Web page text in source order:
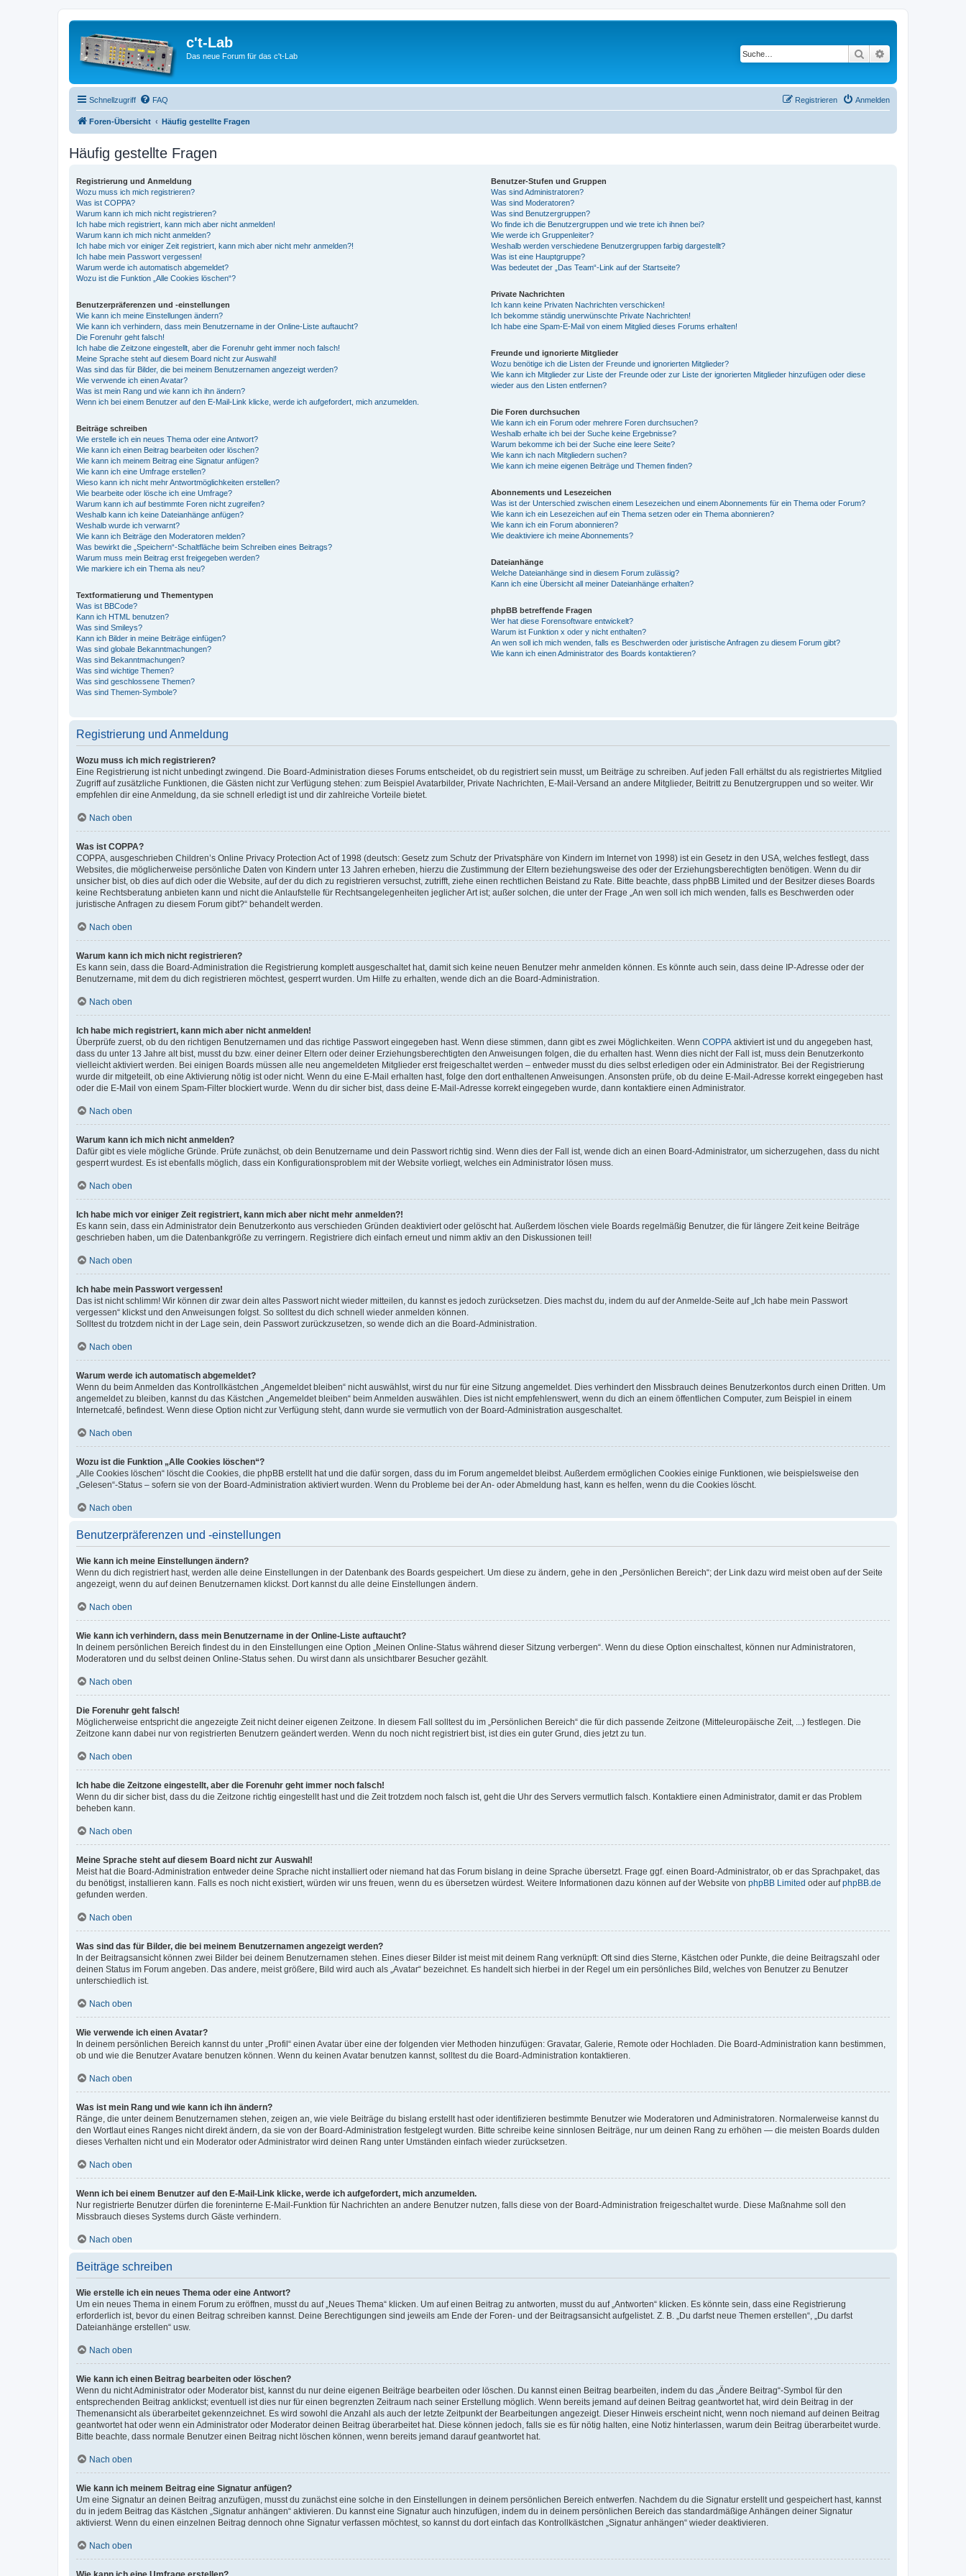
c't-Lab
Das neue Forum für das c't-Lab Suche
Schnellzugriff FAQ Anmelden
Registrieren
Foren-Übersicht Häufig gestellte Fragen
Häufig gestellte Fragen
Registrierung und Anmeldung
Wozu muss ich mich registrieren?
Was ist COPPA?
Warum kann ich mich nicht registrieren?
Ich habe mich registriert, kann mich aber nicht anmelden!
Warum kann ich mich nicht anmelden?
Ich habe mich vor einiger Zeit registriert, kann mich aber nicht mehr anmelden?!
Ich habe mein Passwort vergessen!
Warum werde ich automatisch abgemeldet?
Wozu ist die Funktion „Alle Cookies löschen“?
Benutzerpräferenzen und -einstellungen
Wie kann ich meine Einstellungen ändern?
Wie kann ich verhindern, dass mein Benutzername in der Online-Liste auftaucht?
Die Forenuhr geht falsch!
Ich habe die Zeitzone eingestellt, aber die Forenuhr geht immer noch falsch!
Meine Sprache steht auf diesem Board nicht zur Auswahl!
Was sind das für Bilder, die bei meinem Benutzernamen angezeigt werden?
Wie verwende ich einen Avatar?
Was ist mein Rang und wie kann ich ihn ändern?
Wenn ich bei einem Benutzer auf den E-Mail-Link klicke, werde ich aufgefordert, mich anzumelden.
Beiträge schreiben
Wie erstelle ich ein neues Thema oder eine Antwort?
Wie kann ich einen Beitrag bearbeiten oder löschen?
Wie kann ich meinem Beitrag eine Signatur anfügen?
Wie kann ich eine Umfrage erstellen?
Wieso kann ich nicht mehr Antwortmöglichkeiten erstellen?
Wie bearbeite oder lösche ich eine Umfrage?
Warum kann ich auf bestimmte Foren nicht zugreifen?
Weshalb kann ich keine Dateianhänge anfügen?
Weshalb wurde ich verwarnt?
Wie kann ich Beiträge den Moderatoren melden?
Was bewirkt die „Speichern“-Schaltfläche beim Schreiben eines Beitrags?
Warum muss mein Beitrag erst freigegeben werden?
Wie markiere ich ein Thema als neu?
Textformatierung und Thementypen
Was ist BBCode?
Kann ich HTML benutzen?
Was sind Smileys?
Kann ich Bilder in meine Beiträge einfügen?
Was sind globale Bekanntmachungen?
Was sind Bekanntmachungen?
Was sind wichtige Themen?
Was sind geschlossene Themen?
Was sind Themen-Symbole?
Benutzer-Stufen und Gruppen
Was sind Administratoren?
Was sind Moderatoren?
Was sind Benutzergruppen?
Wo finde ich die Benutzergruppen und wie trete ich ihnen bei?
Wie werde ich Gruppenleiter?
Weshalb werden verschiedene Benutzergruppen farbig dargestellt?
Was ist eine Hauptgruppe?
Was bedeutet der „Das Team“-Link auf der Startseite?
Private Nachrichten
Ich kann keine Privaten Nachrichten verschicken!
Ich bekomme ständig unerwünschte Private Nachrichten!
Ich habe eine Spam-E-Mail von einem Mitglied dieses Forums erhalten!
Freunde und ignorierte Mitglieder
Wozu benötige ich die Listen der Freunde und ignorierten Mitglieder?
Wie kann ich Mitglieder zur Liste der Freunde oder zur Liste der ignorierten Mitglieder hinzufügen oder diese
wieder aus den Listen entfernen?
Die Foren durchsuchen
Wie kann ich ein Forum oder mehrere Foren durchsuchen?
Weshalb erhalte ich bei der Suche keine Ergebnisse?
Warum bekomme ich bei der Suche eine leere Seite?
Wie kann ich nach Mitgliedern suchen?
Wie kann ich meine eigenen Beiträge und Themen finden?
Abonnements und Lesezeichen
Was ist der Unterschied zwischen einem Lesezeichen und einem Abonnements für ein Thema oder Forum?
Wie kann ich ein Lesezeichen auf ein Thema setzen oder ein Thema abonnieren?
Wie kann ich ein Forum abonnieren?
Wie deaktiviere ich meine Abonnements?
Dateianhänge
Welche Dateianhänge sind in diesem Forum zulässig?
Kann ich eine Übersicht all meiner Dateianhänge erhalten?
phpBB betreffende Fragen
Wer hat diese Forensoftware entwickelt?
Warum ist Funktion x oder y nicht enthalten?
An wen soll ich mich wenden, falls es Beschwerden oder juristische Anfragen zu diesem Forum gibt?
Wie kann ich einen Administrator des Boards kontaktieren?
Registrierung und Anmeldung
Wozu muss ich mich registrieren?
Eine Registrierung ist nicht unbedingt zwingend. Die Board-Administration dieses Forums entscheidet, ob du registriert sein musst, um Beiträge zu schreiben. Auf jeden Fall erhältst du als registriertes Mitglied
Zugriff auf zusätzliche Funktionen, die Gästen nicht zur Verfügung stehen: zum Beispiel Avatarbilder, Private Nachrichten, E-Mail-Versand an andere Mitglieder, Beitritt zu Benutzergruppen und so weiter. Wir
empfehlen dir eine Anmeldung, da sie schnell erledigt ist und dir zahlreiche Vorteile bietet.
Nach oben
Was ist COPPA?
COPPA, ausgeschrieben Children’s Online Privacy Protection Act of 1998 (deutsch: Gesetz zum Schutz der Privatsphäre von Kindern im Internet von 1998) ist ein Gesetz in den USA, welches festlegt, dass
Websites, die möglicherweise persönliche Daten von Kindern unter 13 Jahren erheben, hierzu die Zustimmung der Eltern beziehungsweise des oder der Erziehungsberechtigten benötigen. Wenn du dir
unsicher bist, ob dies auf dich oder die Website, auf der du dich zu registrieren versuchst, zutrifft, ziehe einen rechtlichen Beistand zu Rate. Bitte beachte, dass phpBB Limited und der Besitzer dieses Boards
keine Rechtsberatung anbieten kann und nicht die Anlaufstelle für Rechtsangelegenheiten jeglicher Art ist; außer solchen, die unter der Frage „An wen soll ich mich wenden, falls es Beschwerden oder
juristische Anfragen zu diesem Forum gibt?“ behandelt werden.
Nach oben
Warum kann ich mich nicht registrieren?
Es kann sein, dass die Board-Administration die Registrierung komplett ausgeschaltet hat, damit sich keine neuen Benutzer mehr anmelden können. Es könnte auch sein, dass deine IP-Adresse oder der
Benutzername, mit dem du dich registrieren möchtest, gesperrt wurden. Um Hilfe zu erhalten, wende dich an die Board-Administration.
Nach oben
Ich habe mich registriert, kann mich aber nicht anmelden!
Überprüfe zuerst, ob du den richtigen Benutzernamen und das richtige Passwort eingegeben hast. Wenn diese stimmen, dann gibt es zwei Möglichkeiten. Wenn COPPA aktiviert ist und du angegeben hast,
dass du unter 13 Jahre alt bist, musst du bzw. einer deiner Eltern oder deiner Erziehungsberechtigten den Anweisungen folgen, die du erhalten hast. Wenn dies nicht der Fall ist, muss dein Benutzerkonto
vielleicht aktiviert werden. Bei einigen Boards müssen alle neu angemeldeten Mitglieder erst freigeschaltet werden – entweder musst du dies selbst erledigen oder ein Administrator. Bei der Registrierung
wurde dir mitgeteilt, ob eine Aktivierung nötig ist oder nicht. Wenn du eine E-Mail erhalten hast, folge den dort enthaltenen Anweisungen. Ansonsten prüfe, ob du deine E-Mail-Adresse korrekt eingegeben hast
oder die E-Mail von einem Spam-Filter blockiert wurde. Wenn du dir sicher bist, dass deine E-Mail-Adresse korrekt eingegeben wurde, dann kontaktiere einen Administrator.
Nach oben
Warum kann ich mich nicht anmelden?
Dafür gibt es viele mögliche Gründe. Prüfe zunächst, ob dein Benutzername und dein Passwort richtig sind. Wenn dies der Fall ist, wende dich an einen Board-Administrator, um sicherzugehen, dass du nicht
gesperrt wurdest. Es ist ebenfalls möglich, dass ein Konfigurationsproblem mit der Website vorliegt, welches ein Administrator lösen muss.
Nach oben
Ich habe mich vor einiger Zeit registriert, kann mich aber nicht mehr anmelden?!
Es kann sein, dass ein Administrator dein Benutzerkonto aus verschieden Gründen deaktiviert oder gelöscht hat. Außerdem löschen viele Boards regelmäßig Benutzer, die für längere Zeit keine Beiträge
geschrieben haben, um die Datenbankgröße zu verringern. Registriere dich einfach erneut und nimm aktiv an den Diskussionen teil!
Nach oben
Ich habe mein Passwort vergessen!
Das ist nicht schlimm! Wir können dir zwar dein altes Passwort nicht wieder mitteilen, du kannst es jedoch zurücksetzen. Dies machst du, indem du auf der Anmelde-Seite auf „Ich habe mein Passwort
vergessen“ klickst und den Anweisungen folgst. So solltest du dich schnell wieder anmelden können.
Solltest du trotzdem nicht in der Lage sein, dein Passwort zurückzusetzen, so wende dich an die Board-Administration.
Nach oben
Warum werde ich automatisch abgemeldet?
Wenn du beim Anmelden das Kontrollkästchen „Angemeldet bleiben“ nicht auswählst, wirst du nur für eine Sitzung angemeldet. Dies verhindert den Missbrauch deines Benutzerkontos durch einen Dritten. Um
angemeldet zu bleiben, kannst du das Kästchen „Angemeldet bleiben“ beim Anmelden auswählen. Dies ist nicht empfehlenswert, wenn du dich an einem öffentlichen Computer, zum Beispiel in einem
Internetcafé, befindest. Wenn diese Option nicht zur Verfügung steht, dann wurde sie vermutlich von der Board-Administration ausgeschaltet.
Nach oben
Wozu ist die Funktion „Alle Cookies löschen“?
„Alle Cookies löschen“ löscht die Cookies, die phpBB erstellt hat und die dafür sorgen, dass du im Forum angemeldet bleibst. Außerdem ermöglichen Cookies einige Funktionen, wie beispielsweise den
„Gelesen“-Status – sofern sie von der Board-Administration aktiviert wurden. Wenn du Probleme bei der An- oder Abmeldung hast, kann es helfen, wenn du die Cookies löscht.
Nach oben
Benutzerpräferenzen und -einstellungen
Wie kann ich meine Einstellungen ändern?
Wenn du dich registriert hast, werden alle deine Einstellungen in der Datenbank des Boards gespeichert. Um diese zu ändern, gehe in den „Persönlichen Bereich“; der Link dazu wird meist oben auf der Seite
angezeigt, wenn du auf deinen Benutzernamen klickst. Dort kannst du alle deine Einstellungen ändern.
Nach oben
Wie kann ich verhindern, dass mein Benutzername in der Online-Liste auftaucht?
In deinem persönlichen Bereich findest du in den Einstellungen eine Option „Meinen Online-Status während dieser Sitzung verbergen“. Wenn du diese Option einschaltest, können nur Administratoren,
Moderatoren und du selbst deinen Online-Status sehen. Du wirst dann als unsichtbarer Besucher gezählt.
Nach oben
Die Forenuhr geht falsch!
Möglicherweise entspricht die angezeigte Zeit nicht deiner eigenen Zeitzone. In diesem Fall solltest du im „Persönlichen Bereich“ die für dich passende Zeitzone (Mitteleuropäische Zeit, ...) festlegen. Die
Zeitzone kann dabei nur von registrierten Benutzern geändert werden. Wenn du noch nicht registriert bist, ist dies ein guter Grund, dies jetzt zu tun.
Nach oben
Ich habe die Zeitzone eingestellt, aber die Forenuhr geht immer noch falsch!
Wenn du dir sicher bist, dass du die Zeitzone richtig eingestellt hast und die Zeit trotzdem noch falsch ist, geht die Uhr des Servers vermutlich falsch. Kontaktiere einen Administrator, damit er das Problem
beheben kann.
Nach oben
Meine Sprache steht auf diesem Board nicht zur Auswahl!
Meist hat die Board-Administration entweder deine Sprache nicht installiert oder niemand hat das Forum bislang in deine Sprache übersetzt. Frage ggf. einen Board-Administrator, ob er das Sprachpaket, das
du benötigst, installieren kann. Falls es noch nicht existiert, würden wir uns freuen, wenn du es übersetzen würdest. Weitere Informationen dazu können auf der Website von phpBB Limited oder aufphpBB.de
gefunden werden.
Nach oben
Was sind das für Bilder, die bei meinem Benutzernamen angezeigt werden?
In der Beitragsansicht können zwei Bilder bei deinem Benutzernamen stehen. Eines dieser Bilder ist meist mit deinem Rang verknüpft: Oft sind dies Sterne, Kästchen oder Punkte, die deine Beitragszahl oder
deinen Status im Forum angeben. Das andere, meist größere, Bild wird auch als „Avatar“ bezeichnet. Es handelt sich hierbei in der Regel um ein persönliches Bild, welches von Benutzer zu Benutzer
unterschiedlich ist.
Nach oben
Wie verwende ich einen Avatar?
In deinem persönlichen Bereich kannst du unter „Profil“ einen Avatar über eine der folgenden vier Methoden hinzufügen: Gravatar, Galerie, Remote oder Hochladen. Die Board-Administration kann bestimmen,
ob und wie die Benutzer Avatare benutzen können. Wenn du keinen Avatar benutzen kannst, solltest du die Board-Administration kontaktieren.
Nach oben
Was ist mein Rang und wie kann ich ihn ändern?
Ränge, die unter deinem Benutzernamen stehen, zeigen an, wie viele Beiträge du bislang erstellt hast oder identifizieren bestimmte Benutzer wie Moderatoren und Administratoren. Normalerweise kannst du
den Wortlaut eines Ranges nicht direkt ändern, da sie von der Board-Administration festgelegt wurden. Bitte schreibe keine sinnlosen Beiträge, nur um deinen Rang zu erhöhen — die meisten Boards dulden
dieses Verhalten nicht und ein Moderator oder Administrator wird deinen Rang unter Umständen einfach wieder zurücksetzen.
Nach oben
Wenn ich bei einem Benutzer auf den E-Mail-Link klicke, werde ich aufgefordert, mich anzumelden.
Nur registrierte Benutzer dürfen die foreninterne E-Mail-Funktion für Nachrichten an andere Benutzer nutzen, falls diese von der Board-Administration freigeschaltet wurde. Diese Maßnahme soll den
Missbrauch dieses Systems durch Gäste verhindern.
Nach oben
Beiträge schreiben
Wie erstelle ich ein neues Thema oder eine Antwort?
Um ein neues Thema in einem Forum zu eröffnen, musst du auf „Neues Thema“ klicken. Um auf einen Beitrag zu antworten, musst du auf „Antworten“ klicken. Es könnte sein, dass eine Registrierung
erforderlich ist, bevor du einen Beitrag schreiben kannst. Deine Berechtigungen sind jeweils am Ende der Foren- und der Beitragsansicht aufgelistet. Z. B. „Du darfst neue Themen erstellen“, „Du darfst
Dateianhänge erstellen“ usw.
Nach oben
Wie kann ich einen Beitrag bearbeiten oder löschen?
Wenn du nicht Administrator oder Moderator bist, kannst du nur deine eigenen Beiträge bearbeiten oder löschen. Du kannst einen Beitrag bearbeiten, indem du das „Ändere Beitrag“-Symbol für den
entsprechenden Beitrag anklickst; eventuell ist dies nur für einen begrenzten Zeitraum nach seiner Erstellung möglich. Wenn bereits jemand auf deinen Beitrag geantwortet hat, wird dein Beitrag in der
Themenansicht als überarbeitet gekennzeichnet. Es wird sowohl die Anzahl als auch der letzte Zeitpunkt der Bearbeitungen angezeigt. Dieser Hinweis erscheint nicht, wenn noch niemand auf deinen Beitrag
geantwortet hat oder wenn ein Administrator oder Moderator deinen Beitrag überarbeitet hat. Diese können jedoch, falls sie es für nötig halten, eine Notiz hinterlassen, warum dein Beitrag überarbeitet wurde.
Bitte beachte, dass normale Benutzer einen Beitrag nicht löschen können, wenn bereits jemand darauf geantwortet hat.
Nach oben
Wie kann ich meinem Beitrag eine Signatur anfügen?
Um eine Signatur an deinen Beitrag anzufügen, musst du zunächst eine solche in den Einstellungen in deinem persönlichen Bereich entwerfen. Nachdem du die Signatur erstellt und gespeichert hast, kannst
du in jedem Beitrag das Kästchen „Signatur anhängen“ aktivieren. Du kannst eine Signatur auch hinzufügen, indem du in deinem persönlichen Bereich das standardmäßige Anhängen deiner Signatur
aktivierst. Wenn du einen einzelnen Beitrag dennoch ohne Signatur verfassen möchtest, so kannst du dort einfach das Kontrollkästchen „Signatur anhängen“ wieder deaktivieren.
Nach oben